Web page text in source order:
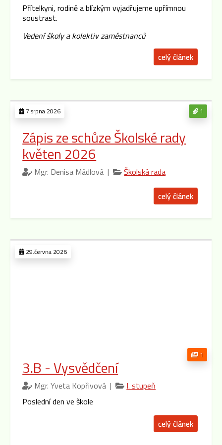
Přítelkyni, rodině a blízkým vyjadřujeme upřímnou
soustrast.
Vedení školy a kolektiv zaměstnanců
celý článek
1
7.srpna 2026
Zápis ze schůze Školské rady
květen 2026
Mgr. Denisa Mádlová | Školská rada
celý článek
29.června 2026
1
3.B - Vysvědčení
Mgr. Yveta Kopřivová |
I. stupeň
Poslední den ve škole
celý článek